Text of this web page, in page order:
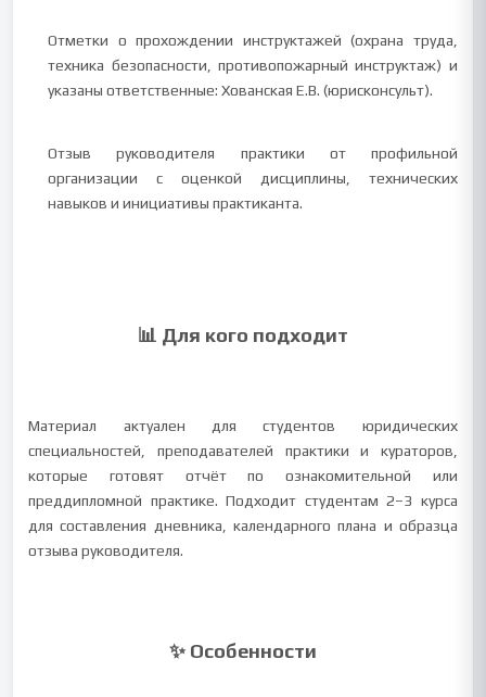
Отметки о прохождении инструктажей (охрана труда,
техника безопасности, противопожарный инструктаж) и
указаны ответственные: Хованская Е.В. (юрисконсульт).
Отзыв руководителя практики от профильной
организации с оценкой дисциплины, технических
навыков и инициативы практиканта.
📊 Для кого подходит
Материал актуален для студентов юридических
специальностей, преподавателей практики и кураторов,
которые готовят отчёт по ознакомительной или
преддипломной практике. Подходит студентам 2–3 курса
для составления дневника, календарного плана и образца
отзыва руководителя.
✨ Особенности